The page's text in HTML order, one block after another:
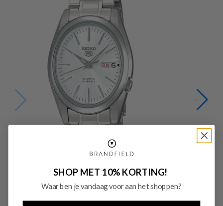
SHOP MET 10% KORTING!
Waar ben je vandaag voor aan het shoppen?